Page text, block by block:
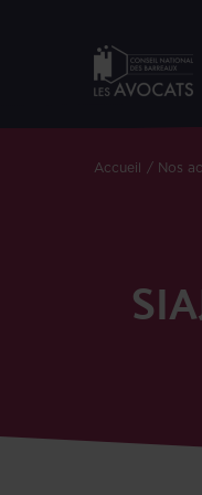
Accueil Nos